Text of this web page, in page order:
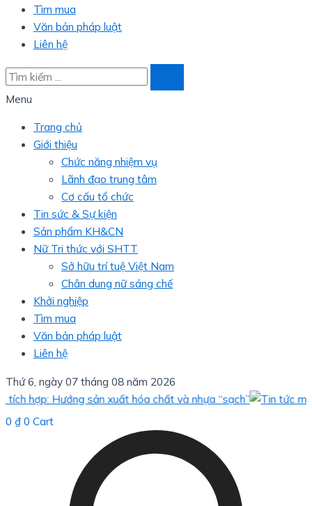
Tìm mua
Văn bản pháp luật
Liên hệ
Menu
Trang chủ
Giới thiệu
Chức năng nhiệm vụ
Lãnh đạo trung tâm
Cơ cấu tổ chức
Tin sức & Sự kiện
Sản phẩm KH&CN
Nữ Tri thức với SHTT
Sở hữu trí tuệ Việt Nam
Chân dung nữ sáng chế
Khởi nghiệp
Tìm mua
Văn bản pháp luật
Liên hệ
Thứ 6, ngày 07 tháng 08 năm 2026
Hướng sản xuất hóa chất và nhựa “sạch”
0 ₫ 0 Cart